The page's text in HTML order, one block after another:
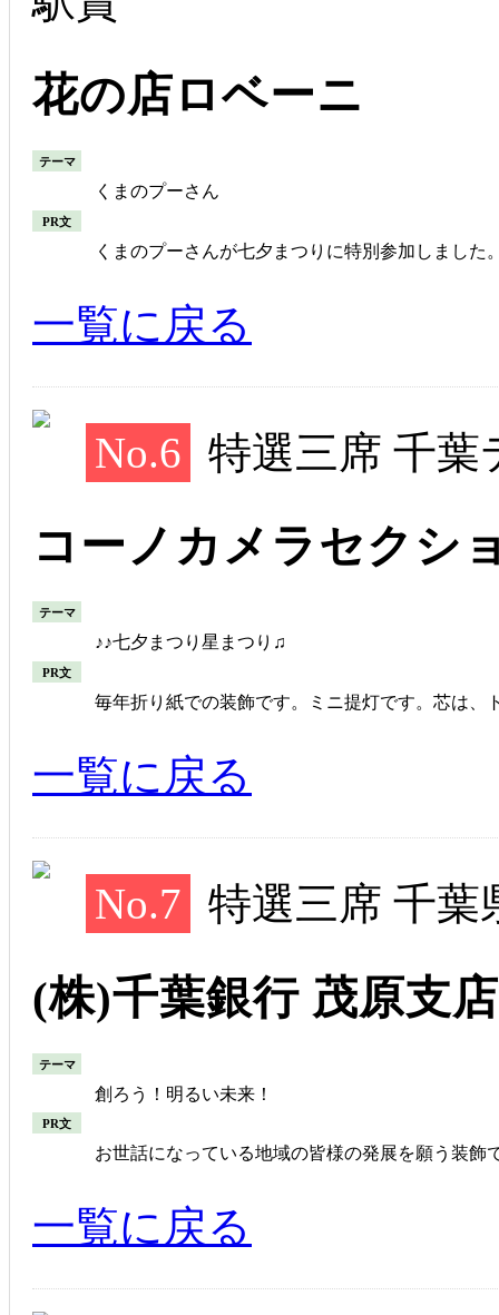
花の店ロベーニ
テーマ
くまのプーさん
PR文
くまのプーさんが七夕まつりに特別参加しました
一覧に戻る
No.6 特選三席 千葉
コーノカメラセクシ
テーマ
♪♪七夕まつり星まつり♫
PR文
毎年折り紙での装飾です。ミニ提灯です。芯は、
一覧に戻る
No.7 特選三席 千葉
(株)千葉銀行 茂原支店
テーマ
創ろう！明るい未来！
PR文
お世話になっている地域の皆様の発展を願う装
一覧に戻る